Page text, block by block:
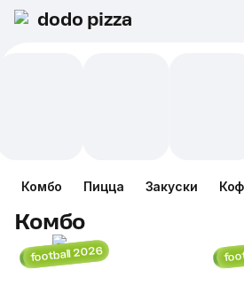
dodo pizza
Комбо Пицца Закуски
Комбо
football 2026